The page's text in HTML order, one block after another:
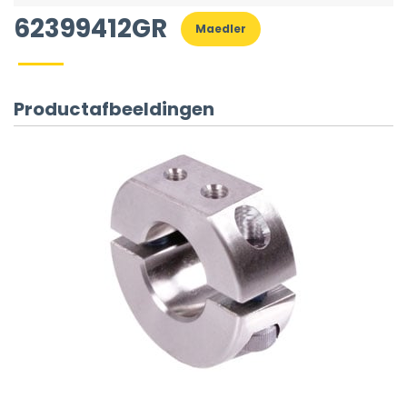
62399412GR Maedler
Productafbeeldingen